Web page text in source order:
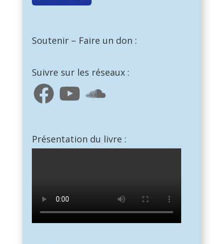
Soutenir – Faire un don :
Suivre sur les réseaux :
FacebookYouTube
Présentation du livre :